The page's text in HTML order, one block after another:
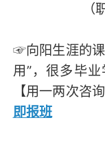
（
☞向阳生涯的
用”，很多毕
【用一两次咨
即报班